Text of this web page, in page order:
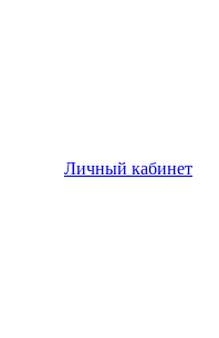
Личный кабинет